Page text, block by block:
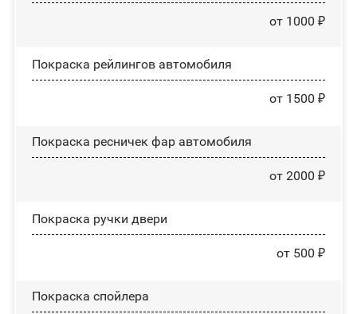
от 1000 ₽
Покраска рейлингов автомобиля
от 1500 ₽
Покраска ресничек фар автомобиля
от 2000 ₽
Покраска ручки двери
от 500 ₽
Покраска спойлера